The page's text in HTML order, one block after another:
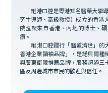
維港口腔是粵港知名醫藥大學
究生導師、高級教授）成立的香港
院匯聚來自香港、內地的博士、
療。
維港口腔踐行「醫道濟世」的
香港企業領袖品牌」，是諾貝爾種
與廣東衛視推薦品牌，服務超過三
區及周邊城市市民的歡迎與信任。